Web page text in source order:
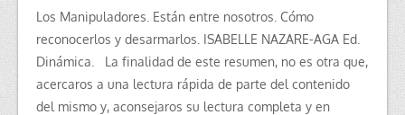
Los Manipuladores. Están entre nosotros. Cómo
reconocerlos y desarmarlos. ISABELLE NAZARE-AGA Ed.
Dinámica. La finalidad de este resumen, no es otra que,
acercaros a una lectura rápida de parte del contenido
del mismo y, aconsejaros su lectura completa y en